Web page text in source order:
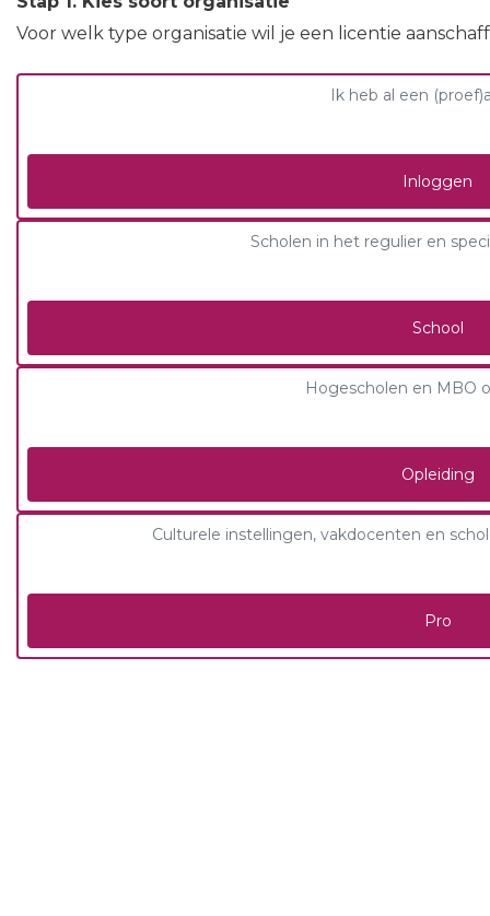
Voor welk type organisatie wil je een licentie
Ik heb al een
Inloggen
Scholen in het regulier en
School
Hogescholen en MBO
Opleiding
Culturele instellingen, vakdocenten en
Pro